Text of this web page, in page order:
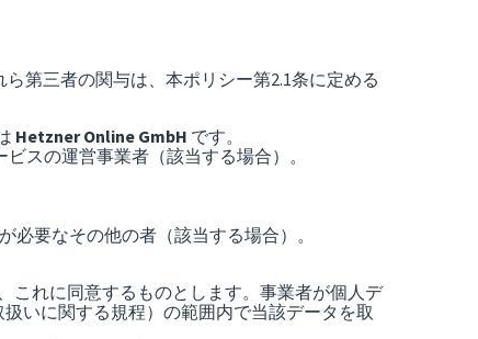
第三者の関与は、本ポリシー第2.1条に定める
Hetzner Online GmbH です。
スの運営事業者（該当する場合）。
要なその他の者（該当する場合）。
これに同意するものとします。事業者が個人デ
いに関する規程）の範囲内で当該データを取